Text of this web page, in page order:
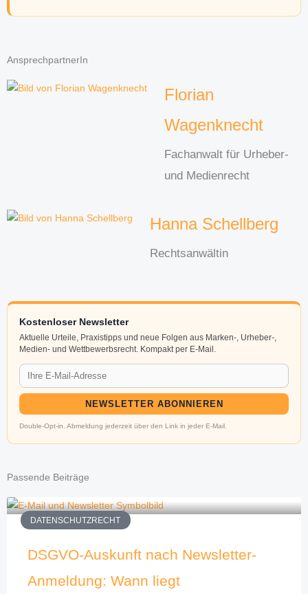
AnsprechpartnerIn
Florian
Wagenknecht
Fachanwalt für Urheber-
und Medienrecht
Hanna Schellberg
Rechtsanwältin
Kostenloser Newsletter
Aktuelle Urteile, Praxistipps und neue Folgen aus Marken-, Urheber-,
Medien- und Wettbewerbsrecht. Kompakt per E-Mail.
NEWSLETTER ABONNIEREN
Double-Opt-in. Abmeldung jederzeit über den Link in jeder E-Mail.
Passende Beiträge
DATENSCHUTZRECHT
DSGVO-Auskunft nach Newsletter-
Anmeldung: Wann liegt